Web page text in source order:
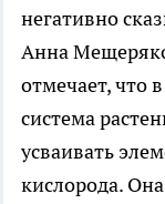
негативно
Анна
отмечает, что
система
усваивать
кислорода.